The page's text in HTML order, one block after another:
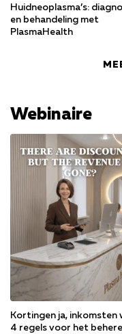
Huidneoplasma’s:
en behandeling met
PlasmaHealth
Webinaire
Кortingen ja, inkomsten
4 regels voor het